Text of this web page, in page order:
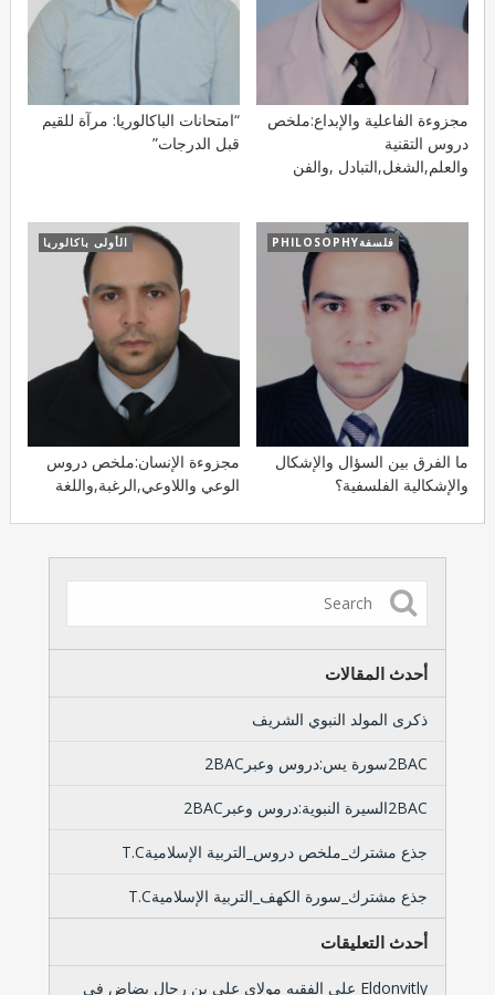
“امتحانات الباكالوريا: مرآة للقيم
قبل الدرجات”
مجزوءة الفاعلية والإبداع:ملخص
دروس التقنية
والعلم,الشغل,التبادل ,والفن
الأولى باكالوريا
مجزوءة الإنسان:ملخص دروس
الوعي واللاوعي,الرغبة,واللغة
فلسفةPHILOSOPHY
ما الفرق بين السؤال والإشكال
والإشكالية الفلسفية؟
أحدث المقالات
ذكرى المولد النبوي الشريف
2BACسورة يس:دروس وعبر2BAC
2BACالسيرة النبوية:دروس وعبر2BAC
جذع مشترك_ملخص دروس_التربية الإسلاميةT.C
جذع مشترك_سورة الكهف_التربية الإسلاميةT.C
أحدث التعليقات
Eldonvitly على الفقيه مولاي علي بن رحال بضاض في